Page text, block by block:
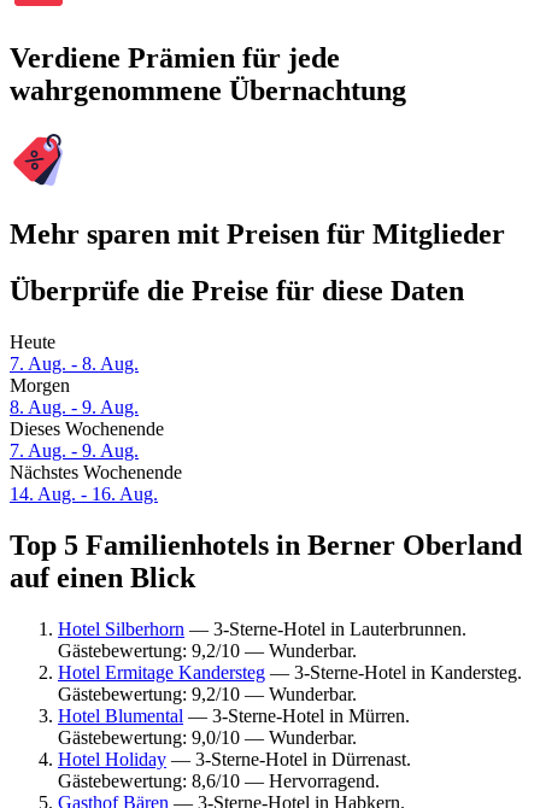
Verdiene Prämien für jede
wahrgenommene Übernachtung
Mehr sparen mit Preisen für Mitglieder
Überprüfe die Preise für diese Daten
Heute
7. Aug. - 8. Aug.
Morgen
8. Aug. - 9. Aug.
Dieses Wochenende
7. Aug. - 9. Aug.
Nächstes Wochenende
14. Aug. - 16. Aug.
Top 5 Familienhotels in Berner Oberland
auf einen Blick
Hotel Silberhorn — 3-Sterne-Hotel in Lauterbrunnen.
Gästebewertung: 9,2/10 — Wunderbar.
Hotel Ermitage Kandersteg — 3-Sterne-Hotel in Kandersteg.
Gästebewertung: 9,2/10 — Wunderbar.
Hotel Blumental — 3-Sterne-Hotel in Mürren.
Gästebewertung: 9,0/10 — Wunderbar.
Hotel Holiday — 3-Sterne-Hotel in Dürrenast.
Gästebewertung: 8,6/10 — Hervorragend.
Gasthof Bären — 3-Sterne-Hotel in Habkern.